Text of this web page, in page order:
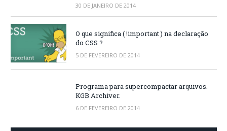
30 DE JANEIRO DE 2014
O que significa ( !important ) na declaração
do CSS ?
5 DE FEVEREIRO DE 2014
Programa para supercompactar arquivos.
KGB Archiver.
6 DE FEVEREIRO DE 2014